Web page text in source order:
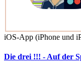
iOS-App (iPhone und
Die drei !!! - Auf der